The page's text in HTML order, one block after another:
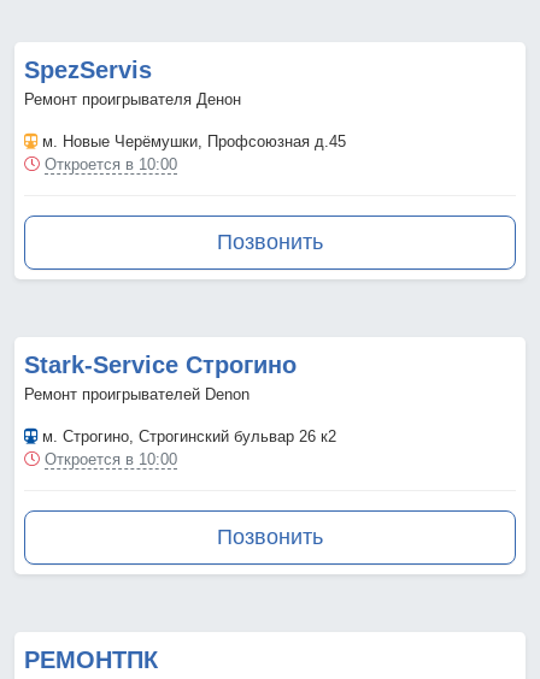
SpezServis
Ремонт проигрывателя Денон
м. Новые Черёмушки, Профсоюзная д.45
Откроется в 10:00
Позвонить
Stark-Service Строгино
Ремонт проигрывателей Denon
м. Строгино, Строгинский бульвар 26 к2
Откроется в 10:00
Позвонить
РЕМОНТПК